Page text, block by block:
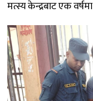
मत्स्य केन्द्रबाट एक